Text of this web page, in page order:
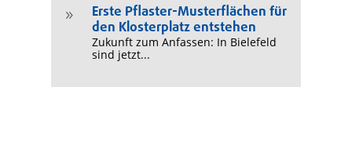
9
Erste Pflaster-Musterflächen für
den Klosterplatz entstehen
Zukunft zum Anfassen: In Bielefeld
sind jetzt...